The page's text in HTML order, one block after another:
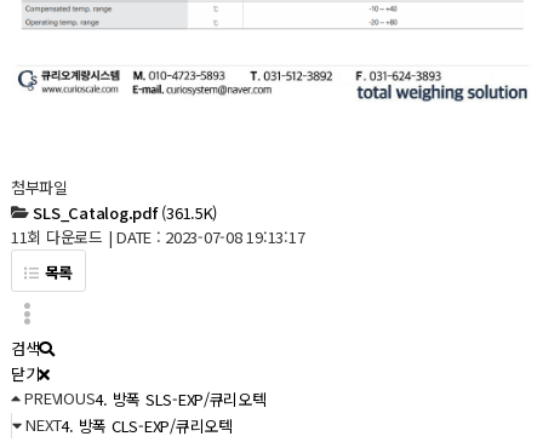
첨부파일
SLS_Catalog.pdf(361.5K)
11회 다운로드 | DATE : 2023-07-08 19:13:17
목록
검색
닫기
PREVIOUS4. 방폭 SLS-EXP/큐리오텍
NEXT4. 방폭 CLS-EXP/큐리오텍